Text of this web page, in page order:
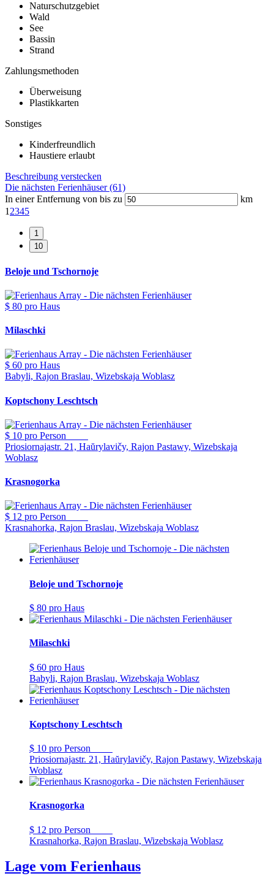
Naturschutzgebiet
Wald
See
Bassin
Strand
Zahlungsmethoden
Überweisung
Plastikkarten
Sonstiges
Kinderfreundlich
Haustiere erlaubt
Beschreibung verstecken
Die nächsten Ferienhäuser (61)
In einer Entfernung von bis zu
km
1 2345
Beloje und Tschornoje
$ 80 pro Haus
Milaschki
$ 60 pro Haus
Babyli, Rajon Braslau, Wizebskaja Woblasz
Koptschony Leschtsch
$ 10 pro Person
Priosiornajastr. 21, Haŭrylavičy, Rajon Pastawy, Wizebskaja
Woblasz
Krasnogorka
$ 12 pro Person
Krasnahorka, Rajon Braslau, Wizebskaja Woblasz
Beloje und Tschornoje
$ 80 pro Haus
Milaschki
$ 60 pro Haus
Babyli, Rajon Braslau, Wizebskaja Woblasz
Koptschony Leschtsch
$ 10 pro Person
Priosiornajastr. 21, Haŭrylavičy, Rajon Pastawy, Wizebskaja
Woblasz
Krasnogorka
$ 12 pro Person
Krasnahorka, Rajon Braslau, Wizebskaja Woblasz
Lage vom Ferienhaus